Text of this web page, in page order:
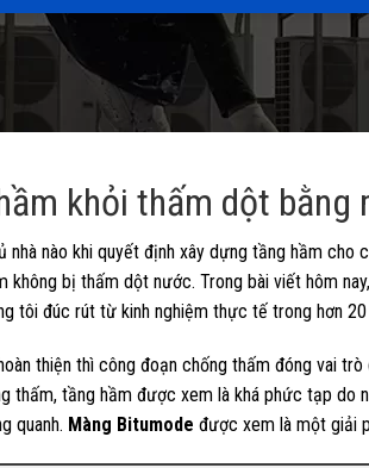
khỏi thấm dột bằng
nhà nào khi quyết định xây dựng tầng hầm
không bị thấm dột nước. Trong bài viết hôm nay,
tôi đúc rút từ kinh nghiệm thực tế trong hơn 20
thiện thì công đoạn chống thấm đóng vai
thấm, tầng hầm được xem là khá phức tạp
quanh. Màng Bitumode được xem là một giải